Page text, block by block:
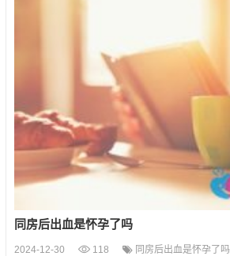
同房后出血是怀孕了吗
2024-12-30 118 同房后出血是怀孕了吗